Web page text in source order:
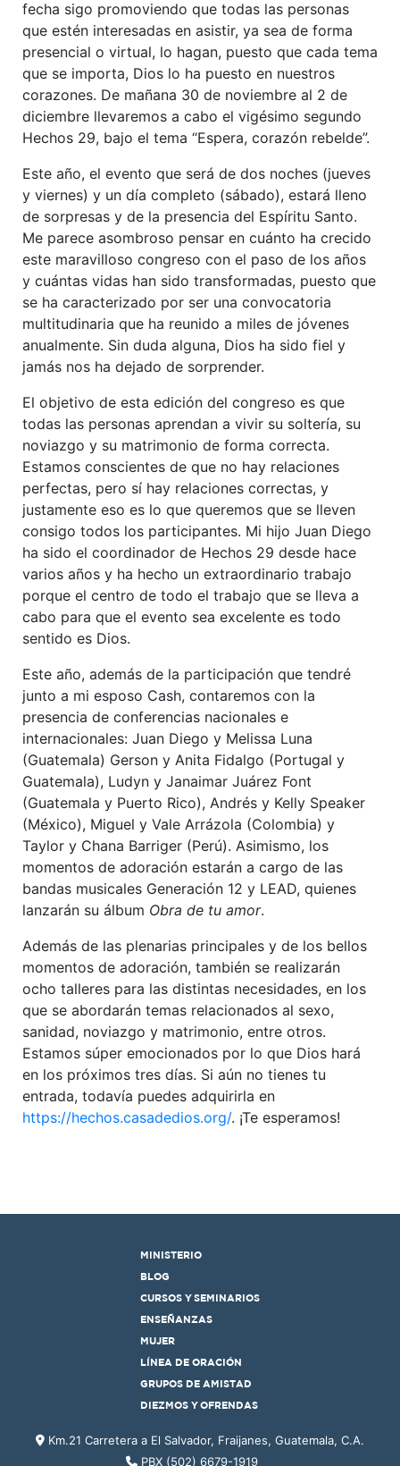
fecha sigo promoviendo que todas las personas
que estén interesadas en asistir, ya sea de forma
presencial o virtual, lo hagan, puesto que cada tema
que se importa, Dios lo ha puesto en nuestros
corazones. De mañana 30 de noviembre al 2 de
diciembre llevaremos a cabo el vigésimo segundo
Hechos 29, bajo el tema “Espera, corazón rebelde”.
Este año, el evento que será de dos noches (jueves
y viernes) y un día completo (sábado), estará lleno
de sorpresas y de la presencia del Espíritu Santo.
Me parece asombroso pensar en cuánto ha crecido
este maravilloso congreso con el paso de los años
y cuántas vidas han sido transformadas, puesto que
se ha caracterizado por ser una convocatoria
multitudinaria que ha reunido a miles de jóvenes
anualmente. Sin duda alguna, Dios ha sido fiel y
jamás nos ha dejado de sorprender.
El objetivo de esta edición del congreso es que
todas las personas aprendan a vivir su soltería, su
noviazgo y su matrimonio de forma correcta.
Estamos conscientes de que no hay relaciones
perfectas, pero sí hay relaciones correctas, y
justamente eso es lo que queremos que se lleven
consigo todos los participantes. Mi hijo Juan Diego
ha sido el coordinador de Hechos 29 desde hace
varios años y ha hecho un extraordinario trabajo
porque el centro de todo el trabajo que se lleva a
cabo para que el evento sea excelente es todo
sentido es Dios.
Este año, además de la participación que tendré
junto a mi esposo Cash, contaremos con la
presencia de conferencias nacionales e
internacionales: Juan Diego y Melissa Luna
(Guatemala) Gerson y Anita Fidalgo (Portugal y
Guatemala), Ludyn y Janaimar Juárez Font
(Guatemala y Puerto Rico), Andrés y Kelly Speaker
(México), Miguel y Vale Arrázola (Colombia) y
Taylor y Chana Barriger (Perú). Asimismo, los
momentos de adoración estarán a cargo de las
bandas musicales Generación 12 y LEAD, quienes
lanzarán su álbum Obra de tu amor.
Además de las plenarias principales y de los bellos
momentos de adoración, también se realizarán
ocho talleres para las distintas necesidades, en los
que se abordarán temas relacionados al sexo,
sanidad, noviazgo y matrimonio, entre otros.
Estamos súper emocionados por lo que Dios hará
en los próximos tres días. Si aún no tienes tu
entrada, todavía puedes adquirirla en
https://hechos.casadedios.org/. ¡Te esperamos!
MINISTERIO
BLOG
CURSOS Y SEMINARIOS
ENSEÑANZAS
MUJER
LÍNEA DE ORACIÓN
GRUPOS DE AMISTAD
DIEZMOS Y OFRENDAS
Km.21 Carretera a El Salvador, Fraijanes, Guatemala, C.A.
PBX (502) 6679-1919